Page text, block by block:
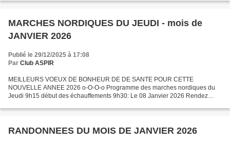
MARCHES NORDIQUES DU JEUDI - mois de
JANVIER 2026
Publié le 29/12/2025 à 17:08
Par Club ASPIR
MEILLEURS VOEUX DE BONHEUR DE DE SANTE POUR CETTE
NOUVELLE ANNEE 2026 o-O-O-o Programme des marches nordiques du
Jeudi 9h15 début des échauffements 9h30: Le 08 Janvier 2026 Rendez
RANDONNEES DU MOIS DE JANVIER 2026